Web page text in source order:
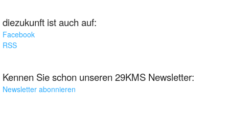
diezukunft ist auch auf:
Facebook
RSS
Kennen Sie schon unseren 29KMS Newsletter:
Newsletter abonnieren